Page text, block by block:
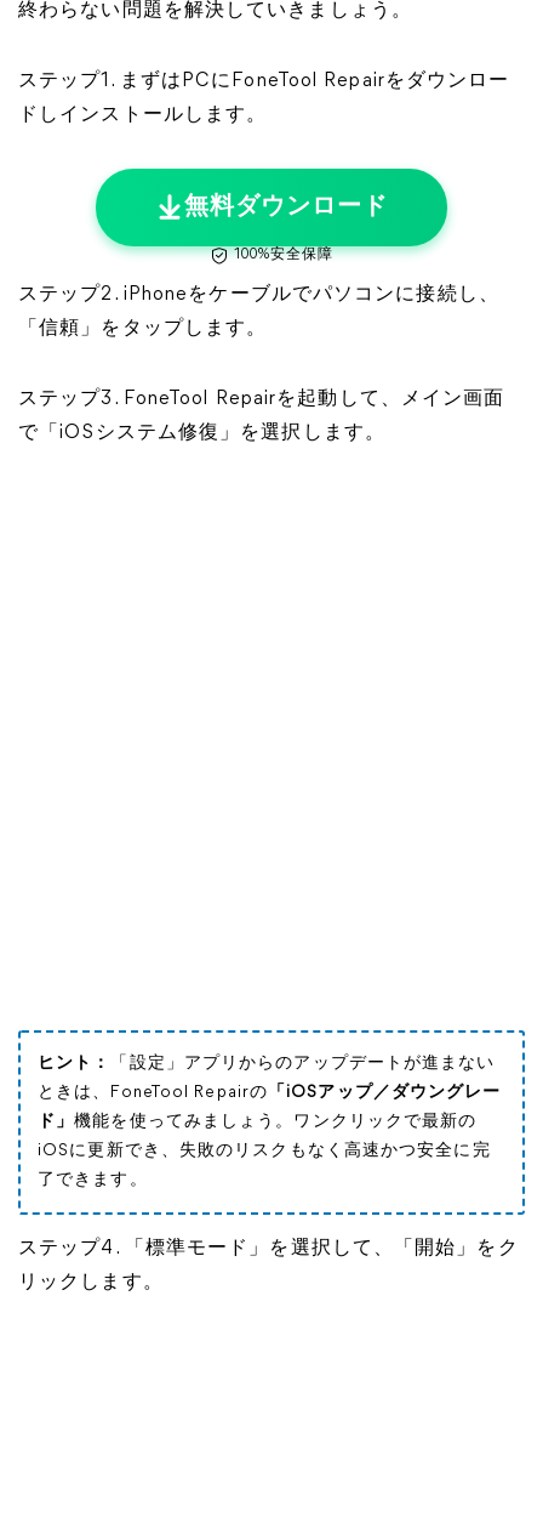
終わらない問題を解決していきましょう。
ステップ1. まずはPCにFoneTool Repairをダウンロー
ドしインストールします。
無料ダウンロード
100%安全保障
ステップ2. iPhoneをケーブルでパソコンに接続し、
「信頼」をタップします。
ステップ3. FoneTool Repairを起動して、メイン画面
で「iOSシステム修復」を選択します。
ヒント：
「設定」アプリからのアップデートが進まない
ときは、FoneTool Repairの 「iOSアップ／ダウングレー
ド」機能を使ってみましょう。ワンクリックで最新の
iOSに更新でき、失敗のリスクもなく高速かつ安全に完
了できます。
ステップ4. 「標準モード」を選択して、「開始」をク
リックします。